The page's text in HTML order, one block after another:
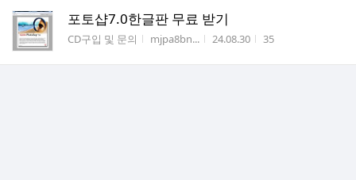
포토샵7.0한글판 무료 받기
게시판명
CD구입 및 문의 작성자
mjpa8bn... 작성시간
24.08.30 조회수
35